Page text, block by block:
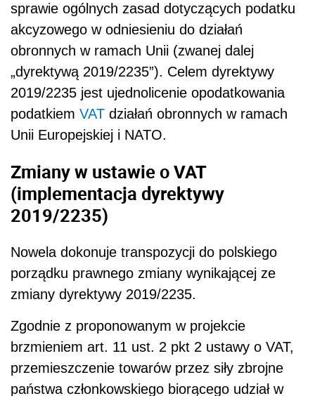
sprawie ogólnych zasad dotyczących podatku
akcyzowego w odniesieniu do działań
obronnych w ramach Unii (zwanej dalej
„dyrektywą 2019/2235”). Celem dyrektywy
2019/2235 jest ujednolicenie opodatkowania
podatkiem VAT działań obronnych w ramach
Unii Europejskiej i NATO.
Zmiany w ustawie o VAT
(implementacja dyrektywy
2019/2235)
Nowela dokonuje transpozycji do polskiego
porządku prawnego zmiany wynikającej ze
zmiany dyrektywy 2019/2235.
Zgodnie z proponowanym w projekcie
brzmieniem art. 11 ust. 2 pkt 2 ustawy o VAT,
przemieszczenie towarów przez siły zbrojne
państwa członkowskiego biorącego udział w